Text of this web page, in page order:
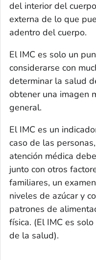
del interior del
externa de lo que
adentro del cuerpo.
El IMC es solo un
considerarse con
determinar la salud
obtener una imagen
general.
El IMC es un
caso de las
atención médica
junto con otros
familiares, un
niveles de azúcar y
patrones de
física. (El IMC es
de la salud).